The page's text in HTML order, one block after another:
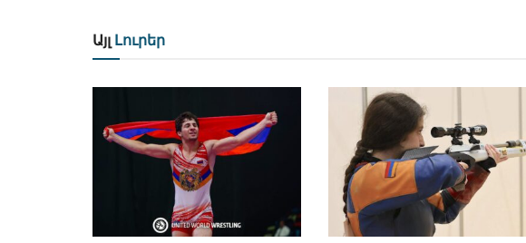
Այլ Լուրեր